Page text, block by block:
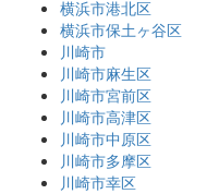
横浜市港北区
横浜市保土ヶ谷区
川崎市
川崎市麻生区
川崎市宮前区
川崎市高津区
川崎市中原区
川崎市多摩区
川崎市幸区